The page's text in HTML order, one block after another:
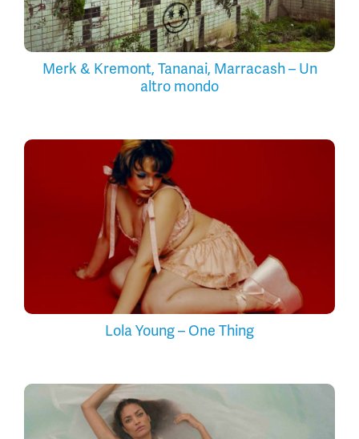
Merk & Kremont, Tananai, Marracash – Un
altro mondo
Lola Young – One Thing